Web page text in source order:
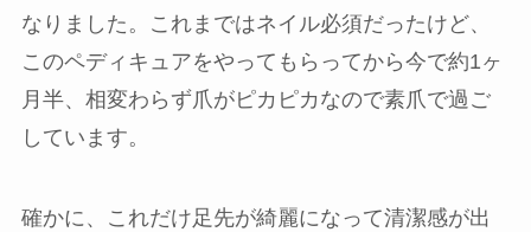
なりました。これまではネイル必須だったけど、
このペディキュアをやってもらってから今で約1ヶ
月半、相変わらず爪がピカピカなので素爪で過ご
しています。
確かに、これだけ足先が綺麗になって清潔感が出